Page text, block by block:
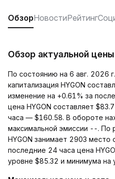
ОбзорНовостиРейтинг
Обзор актуальной цены
По состоянию на 6 авг. 2026
капитализация HYGON
изменение на +0.61% за
цена HYGON составляет
часа — $160.58. В обороте
максимальной эмиссии --. По
HYGON занимает 2903 место
последние 24 часа цена
уровне $85.32 и минимума на